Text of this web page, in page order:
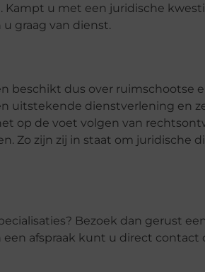
u met een juridische
graag van dienst.
beschikt dus over ruimschootse
uitstekende dienstverlening en
op de voet volgen van
Zo zijn zij in staat om juridische
Bezoek dan gerust
afspraak kunt u direct